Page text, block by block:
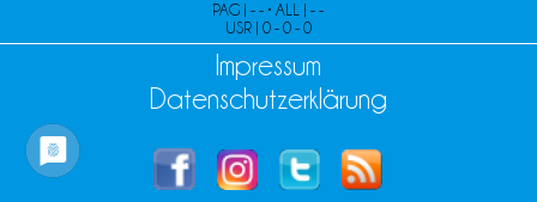
PAG | - - • ALL | - -
USR | 0 - 0 - 0
Impressum
Datenschutzerklärung